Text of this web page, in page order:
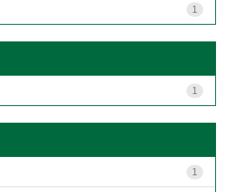
1
1
1